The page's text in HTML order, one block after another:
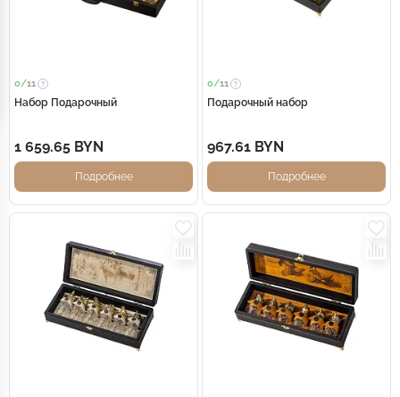
0/11
Набор Подарочный
1 659.65 BYN
Подробнее
0/11
Подарочный набор
967.61 BYN
Подробнее